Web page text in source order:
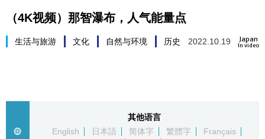
科技
视觉日本
（4K视频）那智瀑布，人气能量点
Japan
In video
生活与旅游 文化 自然与环境 历史 2022.10.19
其他语言
English
日本語 简体字 繁體字
Français